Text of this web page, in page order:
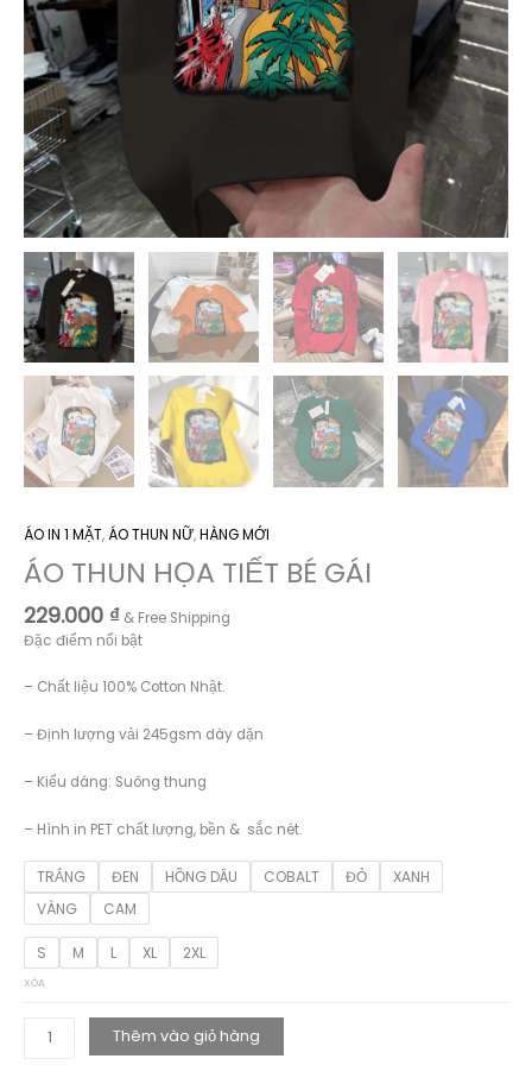
ÁO IN 1 MẶT, ÁO THUN NỮ,HÀNG MỚI
ÁO THUN HỌA TIẾT BÉ GÁI
229.000 ₫ & Free Shipping
Đặc điểm nổi bật
– Chất liệu 100% Cotton Nhật.
– Định lượng vải 245gsm dày dặn
– Kiểu dáng: Suông thung
– Hình in PET chất lượng, bền & sắc nét.
TRẮNG ĐEN HỒNG DÂU COBALT ĐỎ
XANH
VÀNG
CAM
S M L XL 2XL
XÓA
Thêm vào giỏ hàng